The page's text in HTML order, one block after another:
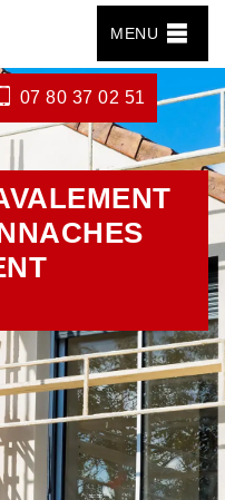
MENU
07 80 37 02 51